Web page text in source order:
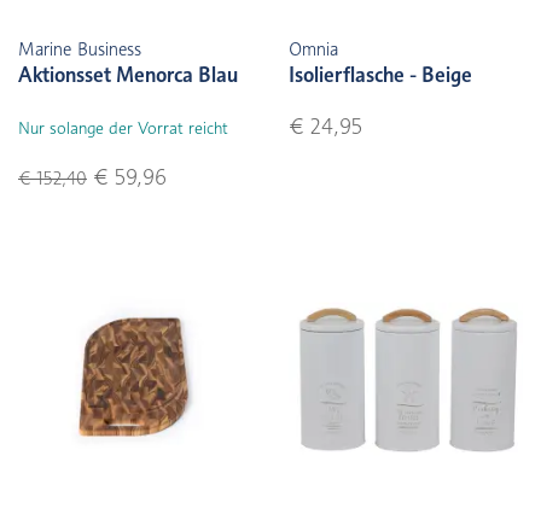
Marine Business
Aktionsset Menorca Blau
Nur solange der Vorrat reicht
€ 152,40 € 59,96
Omnia
Isolierflasche - Beige
€ 24,95